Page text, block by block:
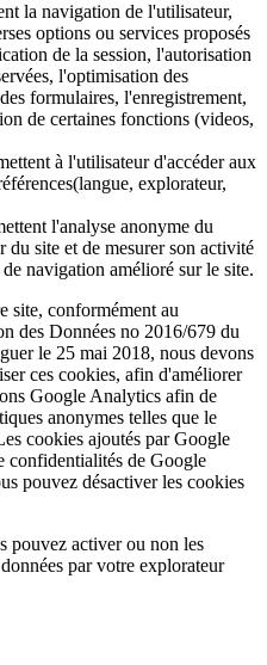
la navigation de l'utilisateur,
options ou services proposés
de la session, l'autorisation
l'optimisation des
formulaires, l'enregistrement,
de certaines fonctions (videos,
à l'utilisateur d'accéder aux
explorateur,
l'analyse anonyme du
site et de mesurer son activité
navigation amélioré sur le site.
site, conformément au
des Données no 2016/679 du
le 25 mai 2018, nous devons
ces cookies, afin d'améliorer
Google Analytics afin de
anonymes telles que le
cookies ajoutés par Google
confidentialités de Google
pouvez désactiver les cookies
pouvez activer ou non les
par votre explorateur